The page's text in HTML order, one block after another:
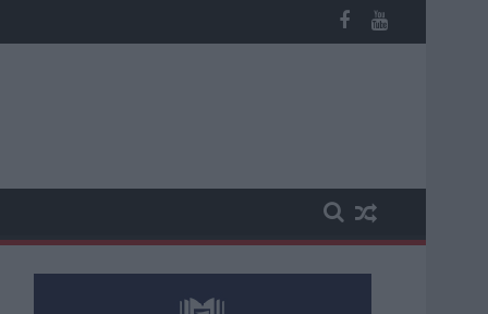
más fideszesek még kevesebbet vittek haza